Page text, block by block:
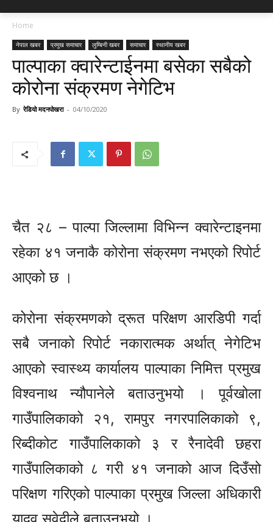
Home
नेपाल खबर प्रमुख समाचार लुम्बिनी खबर समाचार स्थानीय खबर
पाल्पाका क्वारेन्टाईनमा बसेका सबैको
कोरोना संक्रमण नेगेटिभ
By रेडियो मदनपोखरा - 04/10/2020
चैत २८ – पाल्पा जिल्लामा विभिन्न क्वारेन्टाइनमा
रहेका ४१ जनाकै कोरोना संक्रमण नभएको रिपोर्ट
आएको छ ।
कोरोना संक्रमणको द्रूत परिक्षण आरडिपी गर्दा
सबै जनाको रिपोर्ट नकारात्मक अर्थात् नेगेटिभ
आएको स्वास्थ्य कार्यालय पाल्पाका निमित्त प्रमुख
विश्वनाथ न्यौपानेले बताउनुभयो । पूर्वखोला
गाउँपालिकाको २१, रामपुर नगरपालिकाको ९,
रिब्दीकोट गाउँपालिकाको ३ र रैनादेवी छहरा
गाउँपालिकाको ८ गरी ४१ जनाको आज दिउँसो
परिक्षण गरिएको पाल्पाका प्रमुख जिल्ला अधिकारी